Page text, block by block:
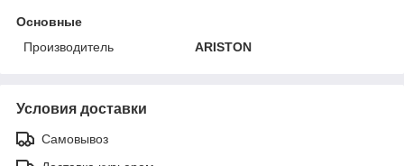
Основные
Производитель
ARISTON
Условия доставки
Самовывоз